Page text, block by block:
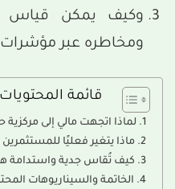
وكيف يمكن قياس
ومخاطره عبر مؤشرات
قائمة المحتويات
لماذا اتجهت مالي إلى
ماذا يتغير فعليًا
كيف تُقاس جدية واستدامة
الخاتمة والسيناريوهات